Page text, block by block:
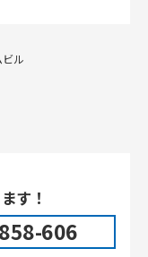
ル
す！
606